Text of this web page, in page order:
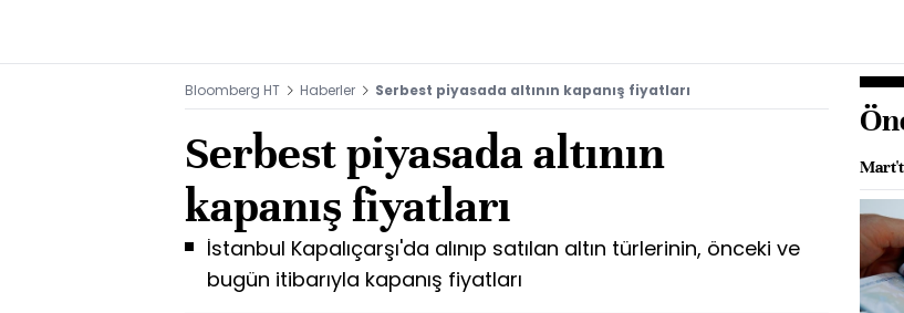
Bloomberg HT Haberler Serbest piyasada altının kapanış fiyatları
Serbest piyasada altının
kapanış fiyatları
İstanbul Kapalıçarşı'da alınıp satılan altın türlerinin, önceki ve
bugün itibarıyla kapanış fiyatları